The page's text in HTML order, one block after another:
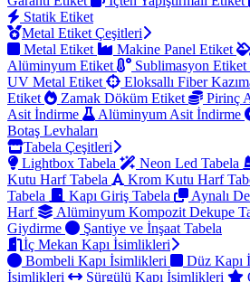
Statik Etiket
Metal Etiket Çeşitleri
Metal Etiket
Makine Panel Etiket
Alüminyum Etiket
Sublimasyon Etiket
UV Metal Etiket
Eloksallı Fiber
Etiket
Zamak Döküm Etiket Pirinç
Asit İndirme
Alüminyum Asit İndirme
Botaş Levhaları
Tabela Çeşitleri
Lightbox Tabela
Neon Led Tabela
Kutu Harf Tabela
Krom Kutu Harf
Tabela
Kapı Giriş Tabela
Aynalı
Harf
Alüminyum Kompozit Dekupe
Giydirme
Şantiye ve İnşaat Tabela
İç Mekan Kapı İsimlikleri
Bombeli Kapı İsimlikleri
Düz Kapı
İsimlikleri
Sürgülü Kapı İsimlikleri